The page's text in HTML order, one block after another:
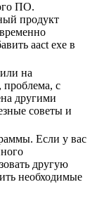
ПО.
продукт
aact exe в
на
с
другими
советы и
Если у вас
другую
необходимые